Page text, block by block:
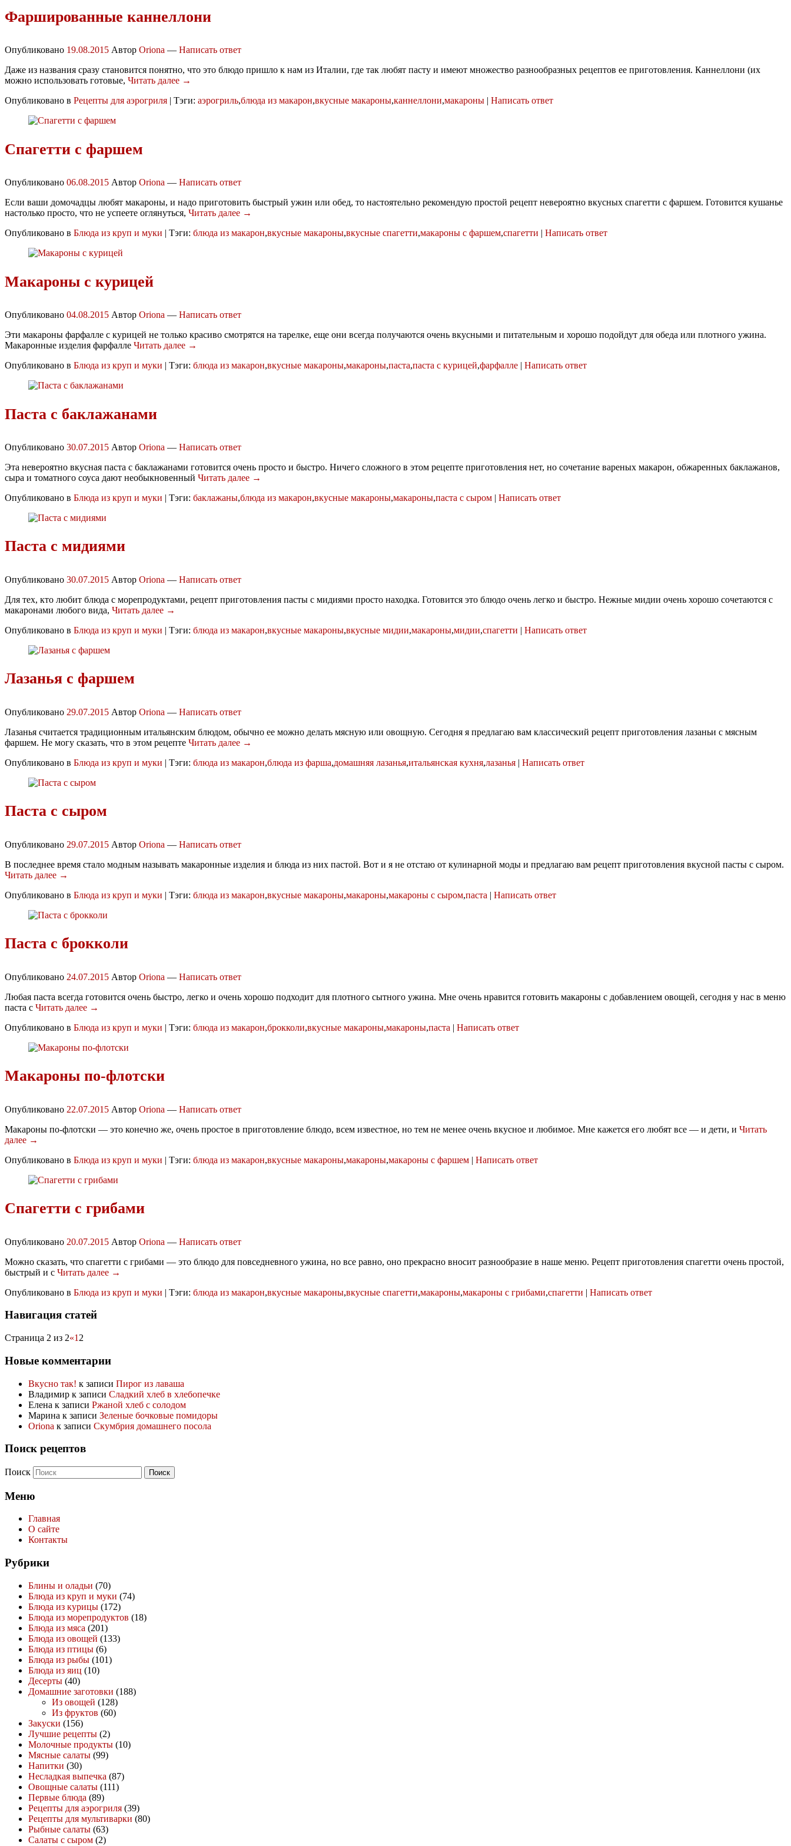
Фаршированные каннеллони
Опубликовано 19.08.2015 Автор Oriona — Написать ответ
Даже из названия сразу становится понятно, что это блюдо пришло к нам из Италии, где так любят пасту и имеют множество разнообразных рецептов ее приготовления. Каннеллони (их
можно использовать готовые, Читать далее →
Опубликовано в Рецепты для аэрогриля | Тэги: аэрогриль,блюда из макарон,вкусные макароны,каннеллони,макароны | Написать ответ
Спагетти с фаршем
Опубликовано 06.08.2015 Автор Oriona — Написать ответ
Если ваши домочадцы любят макароны, и надо приготовить быстрый ужин или обед, то настоятельно рекомендую простой рецепт невероятно вкусных спагетти с фаршем. Готовится кушанье
настолько просто, что не успеете оглянуться, Читать далее →
Опубликовано в Блюда из круп и муки | Тэги: блюда из макарон,вкусные макароны,вкусные спагетти,макароны с фаршем,спагетти | Написать ответ
Макароны с курицей
Опубликовано 04.08.2015 Автор Oriona — Написать ответ
Эти макароны фарфалле с курицей не только красиво смотрятся на тарелке, еще они всегда получаются очень вкусными и питательным и хорошо подойдут для обеда или плотного ужина.
Макаронные изделия фарфалле Читать далее →
Опубликовано в Блюда из круп и муки | Тэги: блюда из макарон,вкусные макароны,макароны,паста,паста с курицей,фарфалле | Написать ответ
Паста с баклажанами
Опубликовано 30.07.2015 Автор Oriona — Написать ответ
Эта невероятно вкусная паста с баклажанами готовится очень просто и быстро. Ничего сложного в этом рецепте приготовления нет, но сочетание вареных макарон, обжаренных баклажанов,
сыра и томатного соуса дают необыкновенный Читать далее →
Опубликовано в Блюда из круп и муки | Тэги: баклажаны,блюда из макарон,вкусные макароны,макароны,паста с сыром | Написать ответ
Паста с мидиями
Опубликовано 30.07.2015 Автор Oriona — Написать ответ
Для тех, кто любит блюда с морепродуктами, рецепт приготовления пасты с мидиями просто находка. Готовится это блюдо очень легко и быстро. Нежные мидии очень хорошо сочетаются с
макаронами любого вида, Читать далее →
Опубликовано в Блюда из круп и муки | Тэги: блюда из макарон,вкусные макароны,вкусные мидии,макароны,мидии,спагетти | Написать ответ
Лазанья с фаршем
Опубликовано 29.07.2015 Автор Oriona — Написать ответ
Лазанья считается традиционным итальянским блюдом, обычно ее можно делать мясную или овощную. Сегодня я предлагаю вам классический рецепт приготовления лазаньи с мясным
фаршем. Не могу сказать, что в этом рецепте Читать далее →
Опубликовано в Блюда из круп и муки | Тэги: блюда из макарон,блюда из фарша,домашняя лазанья,итальянская кухня,лазанья | Написать ответ
Паста с сыром
Опубликовано 29.07.2015 Автор Oriona — Написать ответ
В последнее время стало модным называть макаронные изделия и блюда из них пастой. Вот и я не отстаю от кулинарной моды и предлагаю вам рецепт приготовления вкусной пасты с сыром.
Читать далее →
Опубликовано в Блюда из круп и муки | Тэги: блюда из макарон,вкусные макароны,макароны,макароны с сыром,паста | Написать ответ
Паста с брокколи
Опубликовано 24.07.2015 Автор Oriona — Написать ответ
Любая паста всегда готовится очень быстро, легко и очень хорошо подходит для плотного сытного ужина. Мне очень нравится готовить макароны с добавлением овощей, сегодня у нас в меню
паста с Читать далее →
Опубликовано в Блюда из круп и муки | Тэги: блюда из макарон,брокколи,вкусные макароны,макароны,паста | Написать ответ
Макароны по-флотски
Опубликовано 22.07.2015 Автор Oriona — Написать ответ
Макароны по-флотски — это конечно же, очень простое в приготовление блюдо, всем известное, но тем не менее очень вкусное и любимое. Мне кажется его любят все — и дети, и Читать
далее →
Опубликовано в Блюда из круп и муки | Тэги: блюда из макарон,вкусные макароны,макароны,макароны с фаршем | Написать ответ
Спагетти с грибами
Опубликовано 20.07.2015 Автор Oriona — Написать ответ
Можно сказать, что спагетти с грибами — это блюдо для повседневного ужина, но все равно, оно прекрасно вносит разнообразие в наше меню. Рецепт приготовления спагетти очень простой,
быстрый и с Читать далее →
Опубликовано в Блюда из круп и муки | Тэги: блюда из макарон,вкусные макароны,вкусные спагетти,макароны,макароны с грибами,спагетти | Написать ответ
Навигация статей
Страница 2 из 2«1 2
Новые комментарии
Вкусно так! к записи Пирог из лаваша
Владимир к записи Сладкий хлеб в хлебопечке
Елена к записи Ржаной хлеб с солодом
Марина к записи Зеленые бочковые помидоры
Oriona к записи Скумбрия домашнего посола
Поиск рецептов
Поиск
Меню
Главная
О сайте
Контакты
Рубрики
Блины и оладьи (70)
Блюда из круп и муки (74)
Блюда из курицы (172)
Блюда из морепродуктов (18)
Блюда из мяса (201)
Блюда из овощей (133)
Блюда из птицы (6)
Блюда из рыбы (101)
Блюда из яиц (10)
Десерты (40)
Домашние заготовки (188)
Из овощей (128)
Из фруктов (60)
Закуски (156)
Лучшие рецепты (2)
Молочные продукты (10)
Мясные салаты (99)
Напитки (30)
Несладкая выпечка (87)
Овощные салаты (111)
Первые блюда (89)
Рецепты для аэрогриля (39)
Рецепты для мультиварки (80)
Рыбные салаты (63)
Салаты с сыром (2)